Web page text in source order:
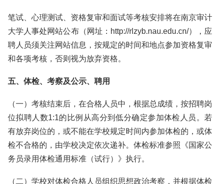
笔试、心理测试、资格复审和面试等考核安排将在南京审计
大学人事处网站公布（网址：http://rlzyb.nau.edu.cn/），应
聘人员须关注网站信息，按规定的时间和地点参加资格复审
和各项考核，否则视为放弃资格。
五、体检、考察及公示、聘用
（一）考核结束后，在合格人员中，根据总成绩，按招聘岗
位拟聘人数1:1的比例从高分到低分确定参加体检人员。若
有放弃岗位的，或不能在学校规定时间内参加体检的，或体
检不合格的，由学校决定依次递补。体检标准参照《国家公
务员录用体检通用标准（试行）》执行。
（二）学校对体检合格人员组织思想政治考察，并根据体检